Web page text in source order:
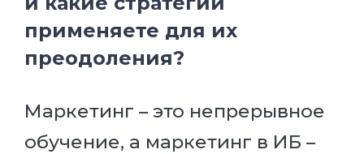
применяете для их
преодоления?
Маркетинг – это непрерывное
обучение, а маркетинг в ИБ –